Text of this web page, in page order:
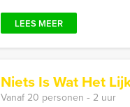
LEES MEER
Niets Is Wat Het
Vanaf 20 personen ‐ 2 uur